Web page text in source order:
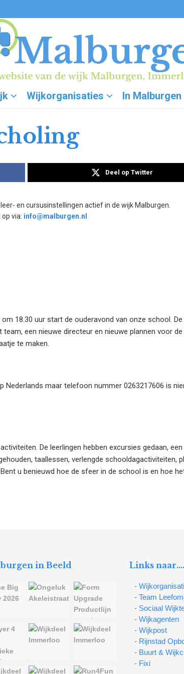
Wijkorganisaties In Malburgen
Deel op Twitter
en cursusinstellingen actief in de wijk Malburgen.
via: info@malburgen.nl
18.30 uur start de ouderavond van onze school.
een nieuwe directeur en nieuwe plannen voor
te maken.
Nederlands maar telefoon nummer 0263217606 is
De leerlingen hebben excursies gedaan,
taallessen, verlengde
u benieuwd hoe de sfeer in de school is en hoe
in Beeld Links naar….
-
- Team
- Sociaal
- Wijkagenten
- Wijkpost
- Rijnstad
- Buurt &
- Fixi